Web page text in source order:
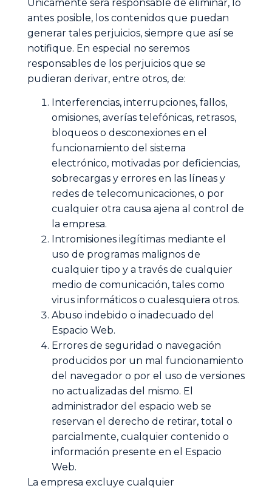
Únicamente será responsable de eliminar, lo
antes posible, los contenidos que puedan
generar tales perjuicios, siempre que así se
notifique. En especial no seremos
responsables de los perjuicios que se
pudieran derivar, entre otros, de:
Interferencias, interrupciones, fallos,
omisiones, averías telefónicas, retrasos,
bloqueos o desconexiones en el
funcionamiento del sistema
electrónico, motivadas por deficiencias,
sobrecargas y errores en las líneas y
redes de telecomunicaciones, o por
cualquier otra causa ajena al control de
la empresa.
Intromisiones ilegítimas mediante el
uso de programas malignos de
cualquier tipo y a través de cualquier
medio de comunicación, tales como
virus informáticos o cualesquiera otros.
Abuso indebido o inadecuado del
Espacio Web.
Errores de seguridad o navegación
producidos por un mal funcionamiento
del navegador o por el uso de versiones
no actualizadas del mismo. El
administrador del espacio web se
reservan el derecho de retirar, total o
parcialmente, cualquier contenido o
información presente en el Espacio
Web.
La empresa excluye cualquier